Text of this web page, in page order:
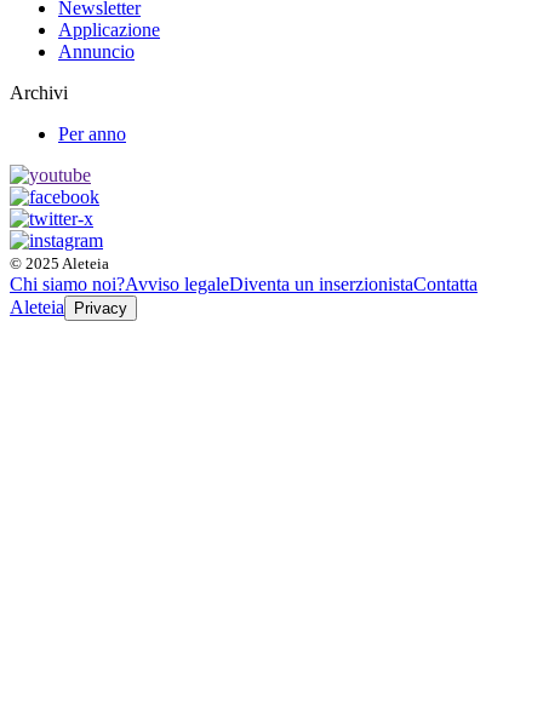
Newsletter
Applicazione
Annuncio
Archivi
Per anno
© 2025 Aleteia
Chi siamo noi?Avviso legaleDiventa un inserzionistaContatta
Aleteia
Privacy